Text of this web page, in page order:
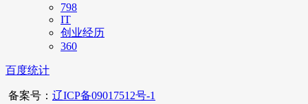
798
IT
创业经历
360
百度统计
备案号： 辽ICP备09017512号-1